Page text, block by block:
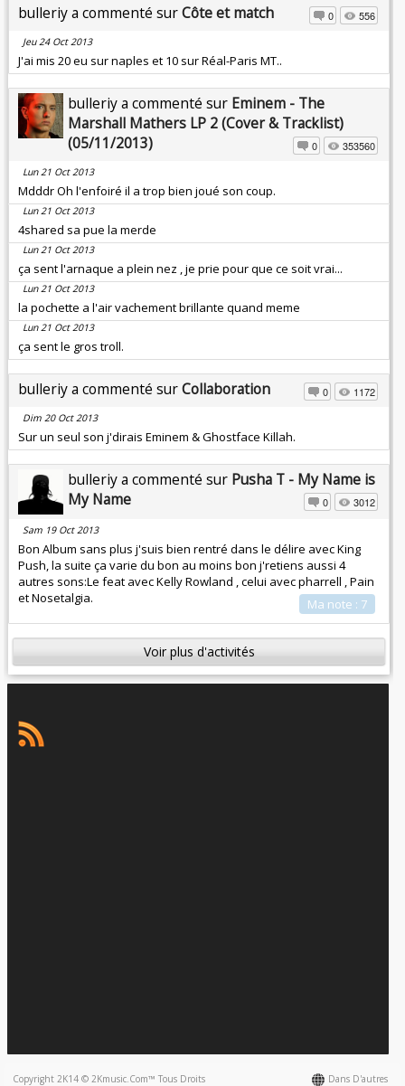
bulleriy a commenté surCôte et match 0 556
Jeu 24 Oct 2013
J'ai mis 20 eu sur naples et 10 sur Réal-Paris MT..
bulleriy a commenté sur Eminem - The
Marshall Mathers LP 2 (Cover & Tracklist)
(05/11/2013)
0 353560
Lun 21 Oct 2013
Mdddr Oh l'enfoiré il a trop bien joué son coup.
Lun 21 Oct 2013
4shared sa pue la merde
Lun 21 Oct 2013
ça sent l'arnaque a plein nez , je prie pour que ce soit vrai...
Lun 21 Oct 2013
la pochette a l'air vachement brillante quand meme
Lun 21 Oct 2013
ça sent le gros troll.
bulleriy a commenté surCollaboration 0 1172
Dim 20 Oct 2013
Sur un seul son j'dirais Eminem & Ghostface Killah.
bulleriy a commenté sur Pusha T - My Name is
My Name
0 3012
Sam 19 Oct 2013
Bon Album sans plus j'suis bien rentré dans le délire avec King
Push, la suite ça varie du bon au moins bon j'retiens aussi 4
autres sons:Le feat avec Kelly Rowland , celui avec pharrell , Pain
et Nosetalgia.
Ma note : 7
Voir plus d'activités
Dans D'autres
Copyright 2K14 © 2Kmusic.com™Tous Droits